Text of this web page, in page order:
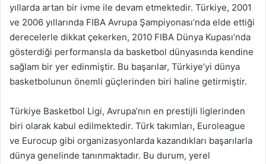
yıllarda artan bir ivme ile devam etmektedir. Türkiye, 2001
ve 2006 yıllarında FIBA Avrupa Şampiyonası’nda elde ettiği
derecelerle dikkat çekerken, 2010 FIBA Dünya Kupası’nda
gösterdiği performansla da basketbol dünyasında kendine
sağlam bir yer edinmiştir. Bu başarılar, Türkiye’yi dünya
basketbolunun önemli güçlerinden biri haline getirmiştir.
Türkiye Basketbol Ligi, Avrupa’nın en prestijli liglerinden
biri olarak kabul edilmektedir. Türk takımları, Euroleague
ve Eurocup gibi organizasyonlarda kazandıkları başarılarla
dünya genelinde tanınmaktadır. Bu durum, yerel